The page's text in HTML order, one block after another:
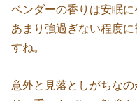
ベンダーの香りは安眠に
あまり強過ぎない程度
すね。
意外と見落としがちな